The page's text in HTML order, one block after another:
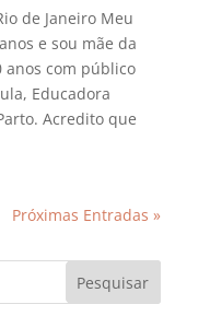
de Janeiro Meu
e sou mãe da
anos com público
Educadora
Acredito que
Próximas Entradas »